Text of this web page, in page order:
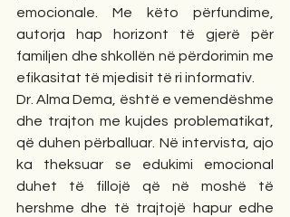
emocionale. Me këto përfundime,
autorja hap horizont të gjerë për
familjen dhe shkollën në përdorimin me
efikasitat të mjedisit të ri informativ.
Dr. Alma Dema, është e vemendëshme
dhe trajton me kujdes problematikat,
që duhen përballuar. Në intervista, ajo
ka theksuar se edukimi emocional
duhet të fillojë që në moshë të
hershme dhe të trajtojë hapur edhe